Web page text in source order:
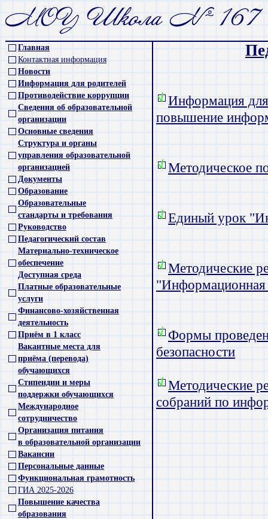
Главная
Контактная информация
Новости
Информация для родителей
Противодействие коррупции
Сведения об образовательной
организации
Основные сведения
Структура и органы
управления образовательной
организацией
Документы
Образование
Образовательные
стандарты и требования
Руководство
Педагогический состав
Материально-техническое
обеспечение
Доступная среда
Платные образовательные
услуги
Финансово-хозяйственная
деятельность
Приём в 1 класс
Вакантные места для
приёма (перевода)
обучающихся
Стипендии и меры
поддержки обучающихся
Международное
сотрудничество
Организация питания
в образовательной организации
Вакансии
Персональные данные
Функциональная грамотность
ГИА 2025-2026
Повышение качества
образования
Информация для
повышение
Единый урок
Методические
"Информационная
Формы
безопасности
Методические
собраний по